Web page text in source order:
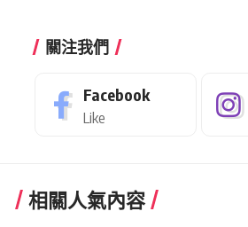
關注我們
Facebook
Like
相關人氣內容